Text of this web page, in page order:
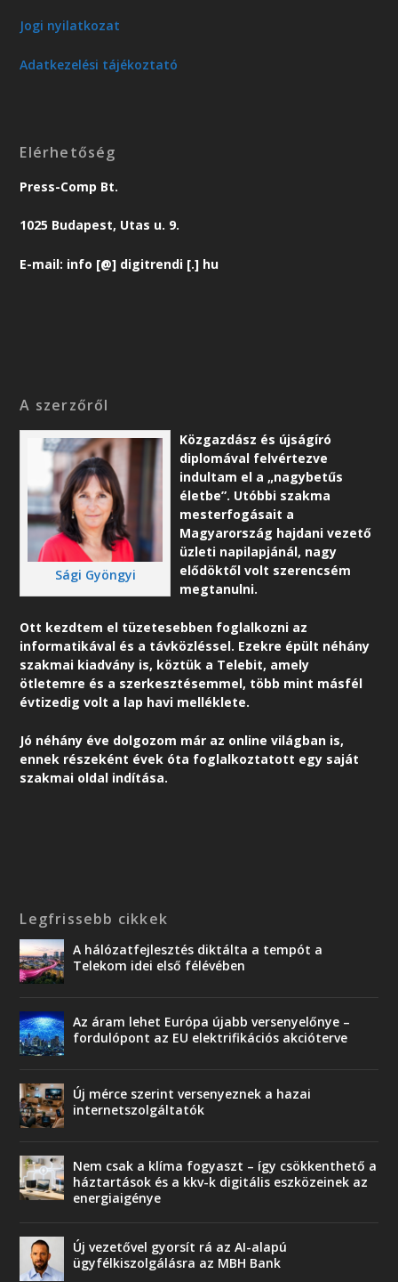
Jogi nyilatkozat
Adatkezelési tájékoztató
Elérhetőség
Press-Comp Bt.
1025 Budapest, Utas u. 9.
E-mail: info [@] digitrendi [.] hu
A szerzőről
Sági Gyöngyi
Közgazdász és újságíró
diplomával felvértezve
indultam el a „nagybetűs
életbe”. Utóbbi szakma
mesterfogásait a
Magyarország hajdani vezető
üzleti napilapjánál, nagy
elődöktől volt szerencsém
megtanulni.
Ott kezdtem el tüzetesebben foglalkozni az
informatikával és a távközléssel. Ezekre épült néhány
szakmai kiadvány is, köztük a Telebit, amely
ötletemre és a szerkesztésemmel, több mint másfél
évtizedig volt a lap havi melléklete.
Jó néhány éve dolgozom már az online világban is,
ennek részeként évek óta foglalkoztatott egy saját
szakmai oldal indítása.
Legfrissebb cikkek
A hálózatfejlesztés diktálta a tempót a
Telekom idei első félévében
Az áram lehet Európa újabb versenyelőnye –
fordulópont az EU elektrifikációs akcióterve
Új mérce szerint versenyeznek a hazai
internetszolgáltatók
Nem csak a klíma fogyaszt – így csökkenthető a
háztartások és a kkv-k digitális eszközeinek az
energiaigénye
Új vezetővel gyorsít rá az AI-alapú
ügyfélkiszolgálásra az MBH Bank